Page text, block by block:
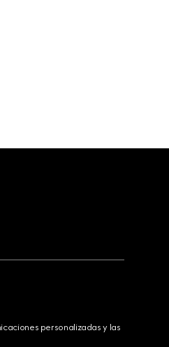
personalizadas y las